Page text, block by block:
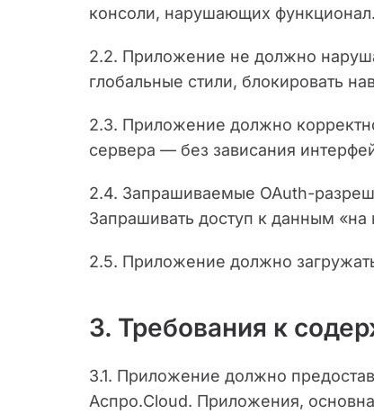
консоли, нарушающих функционал.
2.2. Приложение не должно
глобальные стили, блокировать
2.3. Приложение должно
сервера — без зависания
2.4. Запрашиваемые OAuth-
Запрашивать доступ к данным
2.5. Приложение должно
3. Требования к
3.1. Приложение должно
Аспро.Cloud. Приложения,